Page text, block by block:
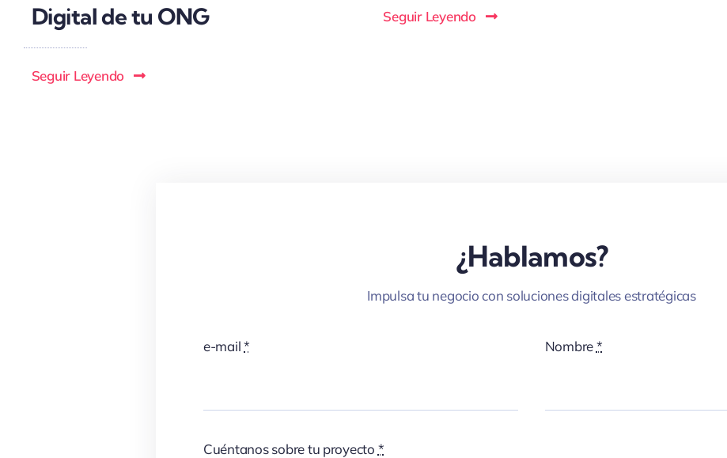
Digital de tu ONG
Seguir Leyendo
Seguir Leyendo
¿Hablamos?
Impulsa tu negocio con soluciones digitales estratégicas
e-mail* Nombre*
Cuéntanos sobre tu proyecto *